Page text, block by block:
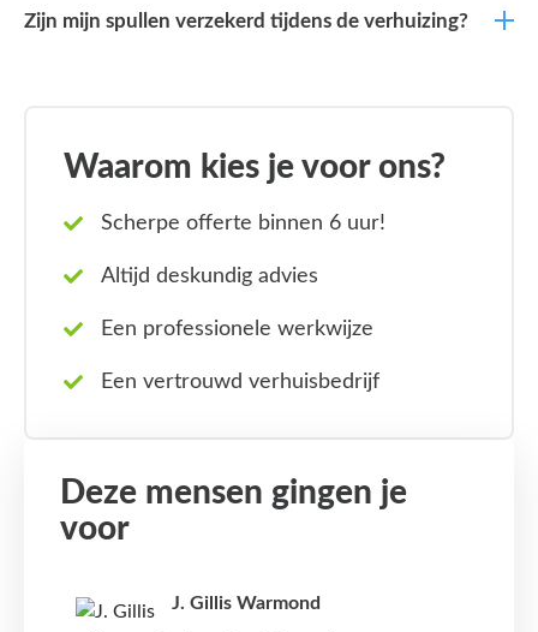
Zijn mijn spullen verzekerd tijdens de verhuizing?
Waarom kies je voor ons?
Scherpe offerte binnen 6 uur!
Altijd deskundig advies
Een professionele werkwijze
Een vertrouwd verhuisbedrijf
Deze mensen gingen je
voor
J. Gillis Warmond